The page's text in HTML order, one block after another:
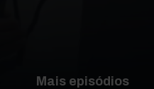
Mais episódios